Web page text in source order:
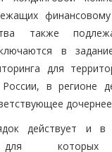
также
в
для
в регионе
действует и
для которых